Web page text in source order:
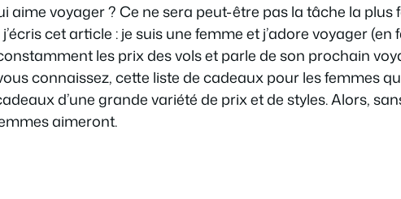
voyager ? Ce ne sera peut-être pas la tâche la plus
cet article : je suis une femme et j’adore voyager (en
les prix des vols et parle de son prochain
connaissez, cette liste de cadeaux pour les femmes
d’une grande variété de prix et de styles. Alors,
aimeront.